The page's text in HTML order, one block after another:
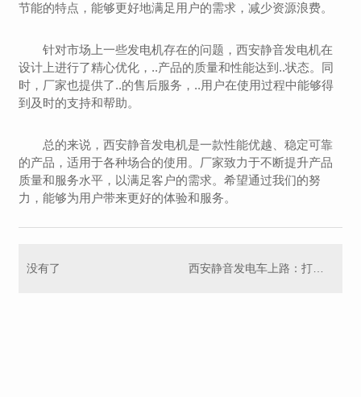
节能的特点，能够更好地满足用户的需求，减少资源浪费。
针对市场上一些发电机存在的问题，西安静音发电机在
设计上进行了精心优化，..产品的质量和性能达到..状态。同
时，厂家也提供了..的售后服务，..用户在使用过程中能够得
到及时的支持和帮助。
总的来说，西安静音发电机是一款性能优越、稳定可靠
的产品，适用于各种场合的使用。厂家致力于不断提升产品
质量和服务水平，以满足客户的需求。希望通过我们的努
力，能够为用户带来更好的体验和服务。
没有了